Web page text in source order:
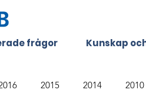
frågor Kunskap
2015 2014 2010